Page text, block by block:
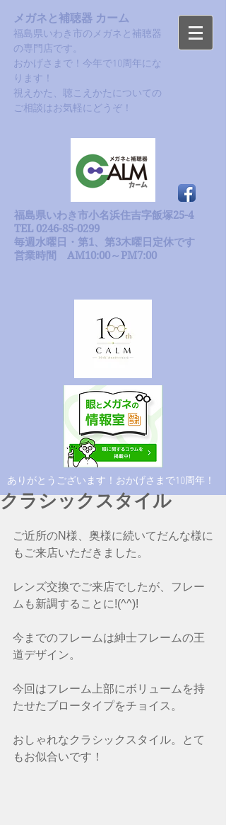
メガネと補聴器 カーム
福島県いわき市のメガネと補聴器
の専門店です。
おかげさまで！今年で10周年にな
ります！​
​視えかた、聴こえかたについての
ご相談はお気軽にどうぞ！
福島県いわき市小名浜住吉字飯塚25-4
TEL 0246-85-0299
毎週水曜日・第1、第3木曜日定休です
​営業時間 AM10:00～PM7:00
​ありがとうございます！おかげさまで10周年！
クラシックスタイル
ご近所のN様、奥様に続いてだんな様に
もご来店いただきました。
レンズ交換でご来店でしたが、フレー
ムも新調することに!(^^)!
今までのフレームは紳士フレームの王
道デザイン。
今回はフレーム上部にボリュームを持
たせたブロータイプをチョイス。
おしゃれなクラシックスタイル。とて
もお似合いです！